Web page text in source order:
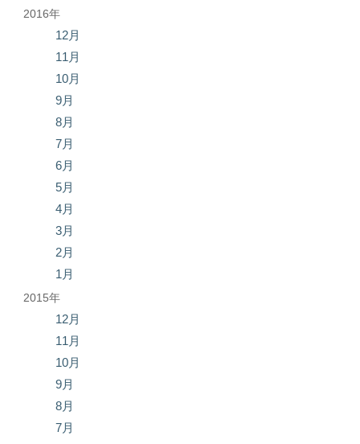
2016年
12月
11月
10月
9月
8月
7月
6月
5月
4月
3月
2月
1月
2015年
12月
11月
10月
9月
8月
7月